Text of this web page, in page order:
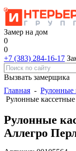
Замер на дом
0
0
+7 (383) 284-16-17
Вызвать замерщика
Главная -
Рулонные
Рулонные
Аллегро